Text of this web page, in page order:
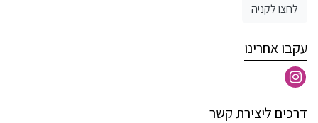
לחצו לקניה
עקבו אחרינו
דרכים ליצירת קשר